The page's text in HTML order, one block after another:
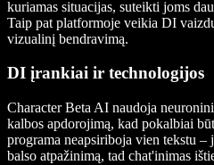
kuriamas situacijas, suteikti joms
Taip pat platformoje veikia DI
vizualinį bendravimą.
DI įrankiai ir technologijos
Character Beta AI naudoja
kalbos apdorojimą, kad pokalbiai
programa neapsiriboja vien tekstu
balso atpažinimą, tad chat'inimas